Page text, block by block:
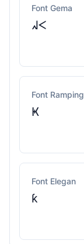
Font Gema
ᖽᐸ
Font Ramping
Ҝ
Font Elegan
ƙ